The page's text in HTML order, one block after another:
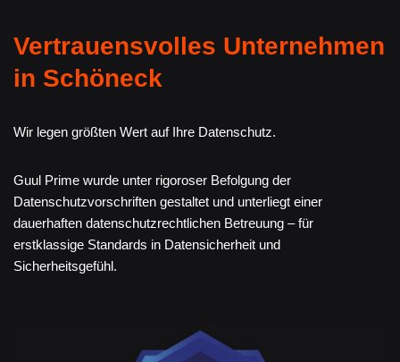
Vertrauensvolles Unternehmen
in Schöneck
Wir legen größten Wert auf Ihre Datenschutz.
Guul Prime wurde unter rigoroser Befolgung der
Datenschutzvorschriften gestaltet und unterliegt einer
dauerhaften datenschutzrechtlichen Betreuung – für
erstklassige Standards in Datensicherheit und
Sicherheitsgefühl.